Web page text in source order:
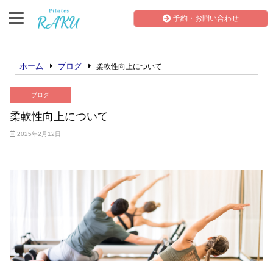
予約・お問い合わせ
ホーム ブログ 柔軟性向上について
ブログ
柔軟性向上について
2025年2月12日